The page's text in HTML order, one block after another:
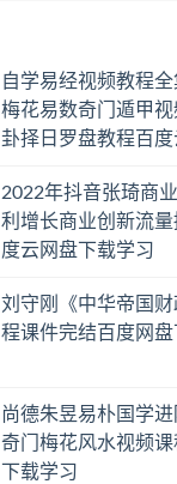
自学易经视频教程
梅花易数奇门遁甲
卦择日罗盘教程百度
2022年抖音张琦商
利增长商业创新流
度云网盘下载学习
刘守刚《中华帝国
程课件完结百度网
尚德朱昱易朴国学
奇门梅花风水视频
下载学习